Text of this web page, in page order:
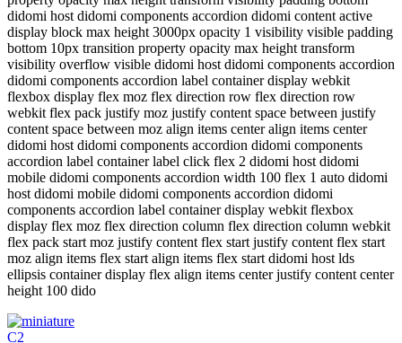
didomi host didomi components accordion didomi content active
display block max height 3000px opacity 1 visibility visible padding
bottom 10px transition property opacity max height transform
visibility overflow visible didomi host didomi components accordion
didomi components accordion label container display webkit
flexbox display flex moz flex direction row flex direction row
webkit flex pack justify moz justify content space between justify
content space between moz align items center align items center
didomi host didomi components accordion didomi components
accordion label container label click flex 2 didomi host didomi
mobile didomi components accordion width 100 flex 1 auto didomi
host didomi mobile didomi components accordion didomi
components accordion label container display webkit flexbox
display flex moz flex direction column flex direction column webkit
flex pack start moz justify content flex start justify content flex start
moz align items flex start align items flex start didomi host lds
ellipsis container display flex align items center justify content center
height 100 dido
C2